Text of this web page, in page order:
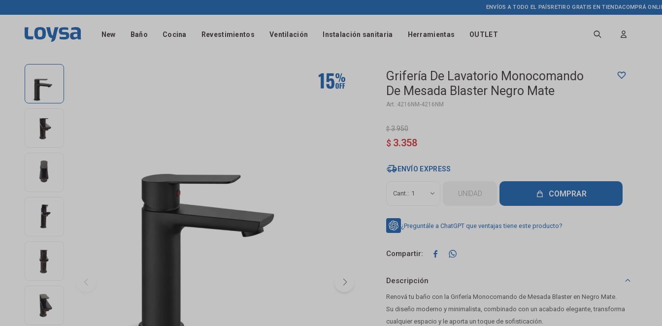
New Baño Cocina Revestimientos Ventilación Instalación sanitaria Herramientas OUTLET
ENVÍOS A TODO EL PAÍSRETIRO GRATIS EN TIENDACOMPRÁ ONLINE
Grifería De Lavatorio Monocomando
De Mesada Blaster Negro Mate
4216NM-4216NM
$ 3.358
$ 3.950
ENVÍO EXPRESS
1 UNIDAD COMPRAR
¿Preguntále a ChatGPT que ventajas tiene este producto?
 
Descripción
Renová tu baño con la Grifería Monocomando de Mesada Blaster en Negro Mate.
Su diseño moderno y minimalista, combinado con un acabado elegante, transforma
cualquier espacio y le aporta un toque de sofisticación.